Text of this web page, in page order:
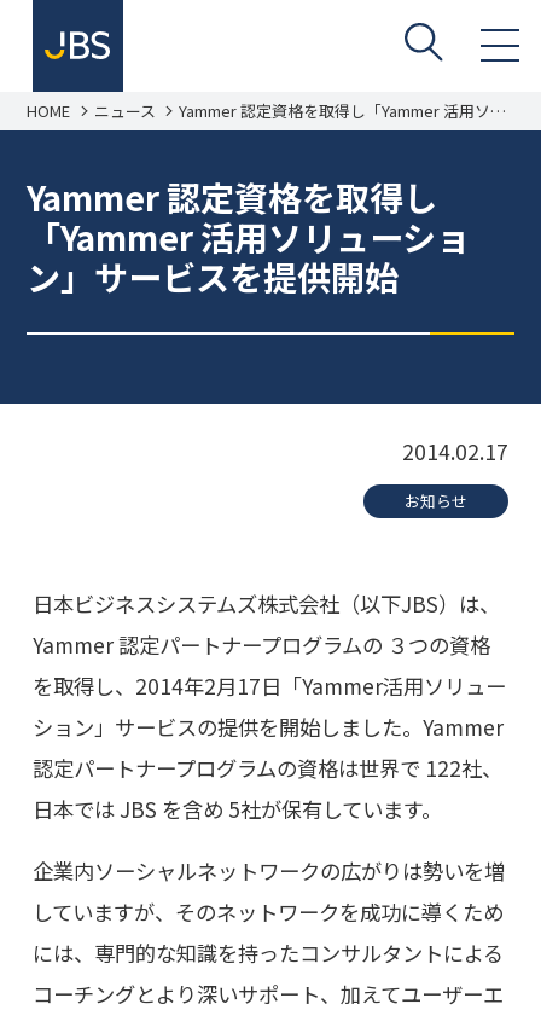
HOME ニュース Yammer 認定資格を取得し「Yammer 活用ソリ
ューション」サービスを提供開始
Yammer 認定資格を取得し
「Yammer 活用ソリューショ
ン」サービスを提供開始
2014.02.17
お知らせ
日本ビジネスシステムズ株式会社（以下JBS）は、
Yammer 認定パートナープログラムの ３つの資格
を取得し、2014年2月17日「Yammer活用ソリュー
ション」サービスの提供を開始しました。Yammer
認定パートナープログラムの資格は世界で 122社、
日本では JBS を含め 5社が保有しています。
企業内ソーシャルネットワークの広がりは勢いを増
していますが、そのネットワークを成功に導くため
には、専門的な知識を持ったコンサルタントによる
コーチングとより深いサポート、加えてユーザーエ